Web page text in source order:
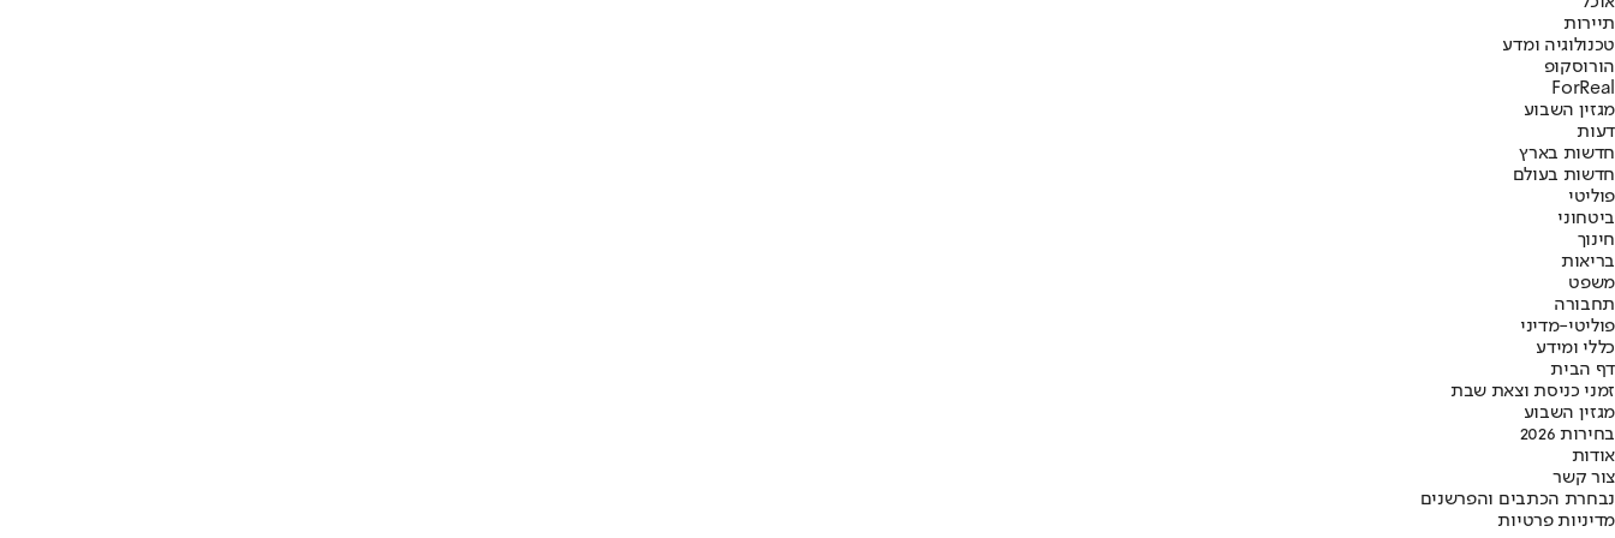
תיירות
טכנולוגיה ומדע
הורוסקופ
ForReal
מגזין השבוע
דעות
חדשות בארץ
חדשות בעולם
פוליטי
ביטחוני
חינוך
בריאות
משפט
תחבורה
פוליטי-מדיני
כללי ומידע
דף הבית
זמני כניסת וצאת שבת
מגזין השבוע
בחירות 2026
אודות
צור קשר
נבחרת הכתבים והפרשנים
מדיניות פרטיות